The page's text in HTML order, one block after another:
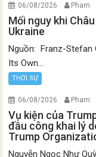
06/08/2026 Pham
Mối nguy khi
Ukraine
Nguồn: Franz-Stefan
Its Own...
THỜI SỰ
06/08/2026 Pham
Vụ kiện của
đầu công khai lý
Trump
Nguyễn Ngọc Như